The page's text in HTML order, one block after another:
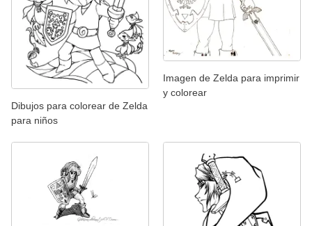
Dibujos para colorear de Zelda
para niños
Imagen de Zelda para imprimir
y colorear